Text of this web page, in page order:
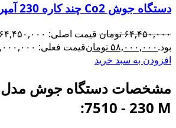
دستگاه جوش Co2 چند کاره 230 آمپر وینر مدل 7510
۶۴,۴۵۰,۰۰۰تومان
بود.۵۸,۰۰۰,۰۰۰تومانقیمت فعلی: ۵۸,۰۰۰,۰۰۰ تومان.
افزودن به سبد خرید
7510 - 230 M: